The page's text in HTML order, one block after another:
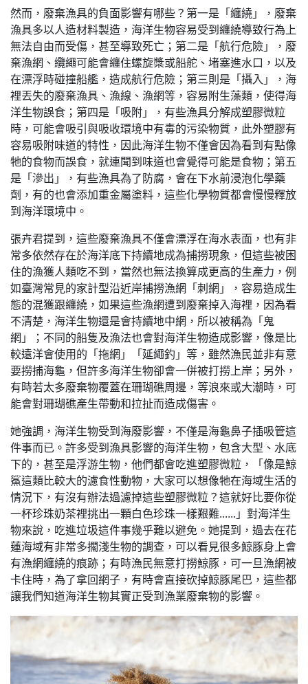
然而，廢棄漁具的負面影響有哪些？第一是「纏繞」，廢棄
漁具多以人造材料製造，海洋生物容易受到纏繞導致行為上
無法自由而受傷，甚至導致死亡；第二是「航行危險」，廢
棄漁網、纜繩可能會纏住螺旋槳或船舵、堵塞進水口，以及
在漂浮時碰撞船艦，造成航行危險；第三則是「攝入」，海
裡丟失的廢棄漁具、漁線、漁網等，容易附生藻類，使得海
洋生物誤食；第四是「吸附」，有些漁具分解成塑膠微粒
時，可能會吸引與吸收環境中有毒的污染物質，此外塑膠有
容易吸附味道的特性，因此海洋生物不僅會因為看到有點像
牠的食物而誤食，就連聞到味道也會覺得可能是食物；第五
是「滲出」，有些漁具為了防腐，會在下水前浸泡化學藥
劑，有的也會添加重金屬塗料，這些化學物質都會慢慢釋放
到海洋環境中。
張卉君提到，這些廢棄漁具不僅會漂浮在海水表面，也有非
常多依然存在於海洋底下持續地成為捕撈現象，但這些被困
住的漁獲人類吃不到，當然也無法換算成更高的生產力，例
如臺灣常見的家計型沿近岸捕撈漁網「刺網」，容易造成生
態的混獲跟纏繞，如果這些漁網遭到廢棄掉入海裡，因為看
不清楚，海洋生物還是會持續地中網，所以被稱為「鬼
網」；不同的船隻及漁法也會對海洋生物造成影響，像是比
較遠洋會使用的「拖網」「延繩釣」等，雖然漁民並非有意
要撈捕海龜，但許多海洋生物卻會一併被打撈上岸；另外，
有時若太多廢棄物覆蓋在珊瑚礁周邊，等浪來或大潮時，可
能會對珊瑚礁產生帶動和拉扯而造成傷害。
她強調，海洋生物受到海廢影響，不僅是海龜鼻子插吸管這
件事而已。許多受到漁具影響的海洋生物，包含大型、水底
下的，甚至是浮游生物，他們都會吃進塑膠微粒，「像是鯨
鯊這類比較大的濾食性動物，大家可以想像牠在海域生活的
情況下，有沒有辦法過濾掉這些塑膠微粒？這就好比要你從
一杯珍珠奶茶裡挑出一顆白色珍珠一樣艱難......」對海洋生
物來說，吃進垃圾這件事幾乎難以避免。她提到，過去在花
蓮海域有非常多擱淺生物的調查，可以看見很多鯨豚身上會
有漁網纏繞的痕跡；有時漁民無意打撈鯨豚，可一旦漁網被
卡住時，為了拿回網子，有時會直接砍掉鯨豚尾巴，這些都
讓我們知道海洋生物其實正受到漁業廢棄物的影響。